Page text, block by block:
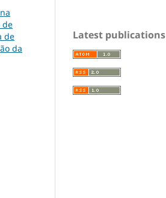
de
de
da
Latest publications